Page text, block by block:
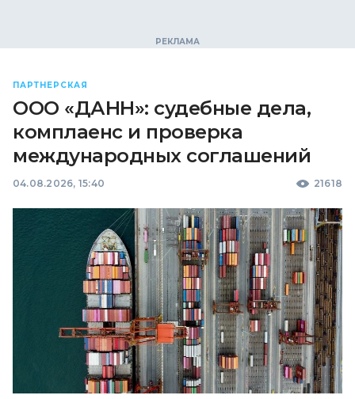
ПАРТНЕРСКАЯ
ООО «ДАНН»: судебные дела,
комплаенс и проверка
международных соглашений
04.08.2026, 15:40 21618